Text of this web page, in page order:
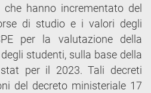
hanno incrementato del
di studio e i valori degli
per la valutazione della
studenti, sulla base della
per il 2023. Tali decreti
del decreto ministeriale 17